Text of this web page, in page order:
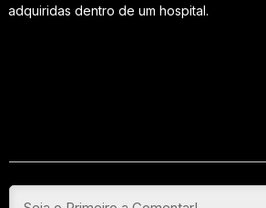
adquiridas dentro de um hospital.